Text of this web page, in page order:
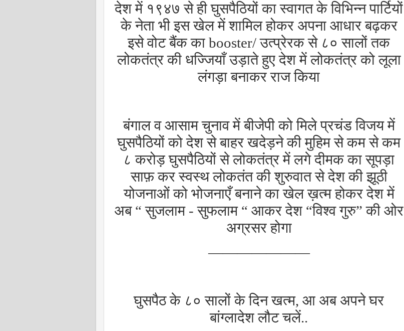
देश में १९४७ से ही घुसपैठियों का स्वागत के विभिन्न पार्टियों
के नेता भी इस खेल में शामिल होकर अपना आधार बढ़कर
इसे वोट बैंक का booster/उत्प्रेरक से ८० सालों तक
लोकतंत्र की धज्जियाँ उड़ाते हुए देश में लोकतंत्र को लूला
लंगड़ा बनाकर राज किया
बंगाल व आसाम चुनाव में बीजेपी को मिले प्रचंड विजय में
घुसपैठियों को देश से बाहर खदेड़ने की मुहिम से कम से कम
८ करोड़ घुसपैठियों से लोकतंत्र में लगे दीमक का सूपड़ा
साफ़ कर स्वस्थ लोकतंत की शुरुवात से देश की झूठी
योजनाओं को भोजनाएँ बनाने का खेल ख़त्म होकर देश में
अब “सुजलाम - सुफलाम “ आकर देश “विश्व गुरु”की ओर
अग्रसर होगा
———————
घुसपैठ के ८० सालों के दिन खत्म, आ अब अपने घर
बांग्लादेश लौट चलें..